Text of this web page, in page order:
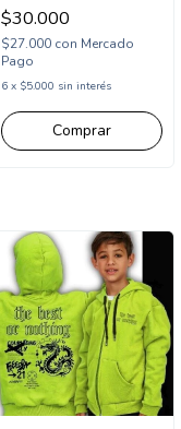
CAPUCHA ESTAMPA
SK8CUSTOM
(FL25152)
$30.000
$27.000 con Mercado
Pago
6 x $5.000 sin interés
Comprar